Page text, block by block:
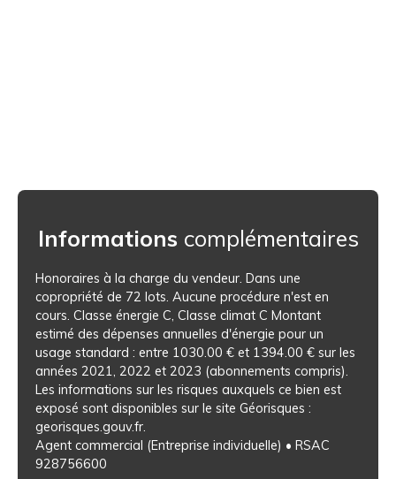
Informations complémentaires
Honoraires à la charge du vendeur. Dans une
copropriété de 72 lots. Aucune procédure n'est en
cours. Classe énergie C, Classe climat C Montant
estimé des dépenses annuelles d'énergie pour un
usage standard : entre 1030.00 € et 1394.00 € sur les
années 2021, 2022 et 2023 (abonnements compris).
Les informations sur les risques auxquels ce bien est
exposé sont disponibles sur le site Géorisques :
georisques.gouv.fr.
Agent commercial (Entreprise individuelle) • RSAC
928756600